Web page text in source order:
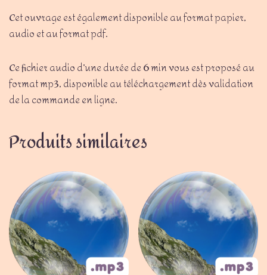
Cet ouvrage est également disponible au format papier,
audio et au format pdf.
Ce fichier audio d’une durée de 6 min vous est proposé au
format mp3, disponible au téléchargement dès validation
de la commande en ligne.
Produits similaires